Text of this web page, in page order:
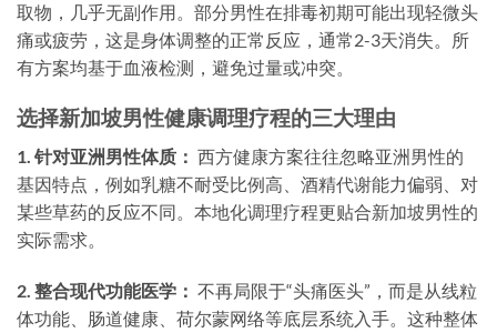
取物，几乎无副作用。部分男性在排毒初期可能出现轻微头
痛或疲劳，这是身体调整的正常反应，通常2-3天消失。所
有方案均基于血液检测，避免过量或冲突。
选择新加坡男性健康调理疗程的三大理由
1. 针对亚洲男性体质： 西方健康方案往往忽略亚洲男性的
基因特点，例如乳糖不耐受比例高、酒精代谢能力偏弱、对
某些草药的反应不同。本地化调理疗程更贴合新加坡男性的
实际需求。
2. 整合现代功能医学： 不再局限于“头痛医头”，而是从线粒
体功能、肠道健康、荷尔蒙网络等底层系统入手。这种整体